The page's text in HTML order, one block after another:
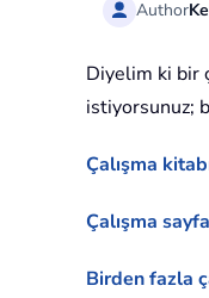
Author
Diyelim ki bir
istiyorsunuz;
Çalışma
Çalışma
Birden fazla